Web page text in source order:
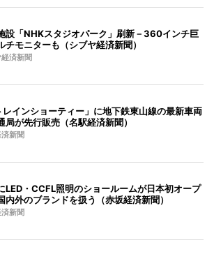
設「NHKスタジオパーク」刷新－360インチ巨
チモニターも（シブヤ経済新聞）
済新聞
レインショーティー」に地下鉄東山線の最新車両
局が先行販売（名駅経済新聞）
新聞
LED・CCFL照明のショールームが日本初オープ
内外のブランドを扱う（赤坂経済新聞）
新聞